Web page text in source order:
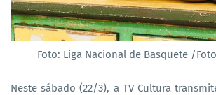
Foto: Liga Nacional de Basquete /
Neste sábado (22/3), a TV Cultura